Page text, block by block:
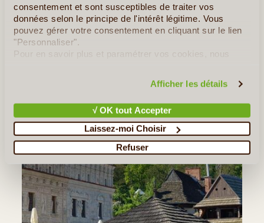
consentement et sont susceptibles de traiter vos
données selon le principe de l'intérêt légitime. Vous
pouvez gérer votre consentement en cliquant sur le lien
"Personnaliser".
Pour en savoir plus et paramétrer vos cookies, nous
Afficher les détails
√ OK tout Accepter
Laissez-moi Choisir
Refuser
Diner et nuitée à Lublin
Les Incontournable(s) :